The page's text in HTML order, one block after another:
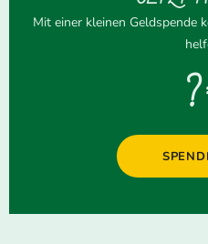
Mit einer kleinen Geldspende